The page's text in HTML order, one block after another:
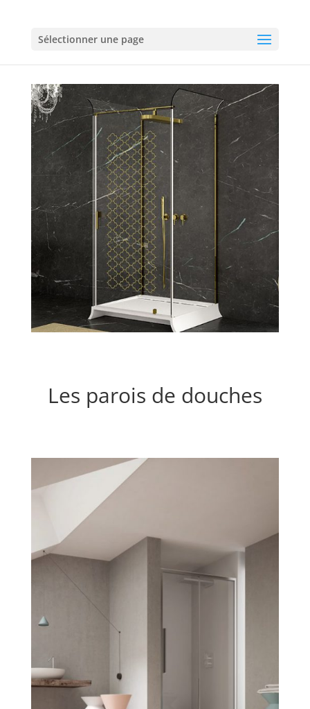
Sélectionner une page
Les parois de douches